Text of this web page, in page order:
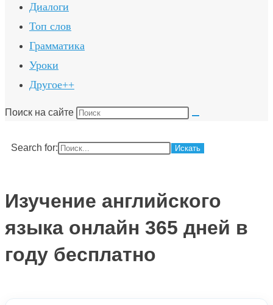
Диалоги
Топ слов
Грамматика
Уроки
Другое++
Поиск на сайте
Search for:
Изучение английского
языка онлайн 365 дней в
году бесплатно